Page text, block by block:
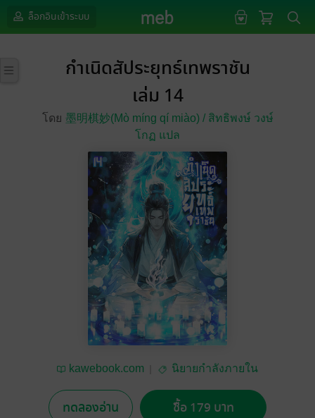
ล็อกอินเข้าระบบ
กำเนิดสัประยุทธ์เทพราชัน
เล่ม 14
โดย 墨明棋妙(Mò míng qí miào) / สิทธิพงษ์ วงษ์
โกฏ แปล
kawebook.com นิยายกำลังภายใน
ทดลองอ่าน ซื้อ 179 บาท